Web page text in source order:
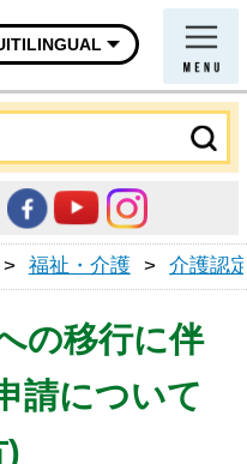
> 福祉・介護 > 介護認
の移行に伴
請について
)